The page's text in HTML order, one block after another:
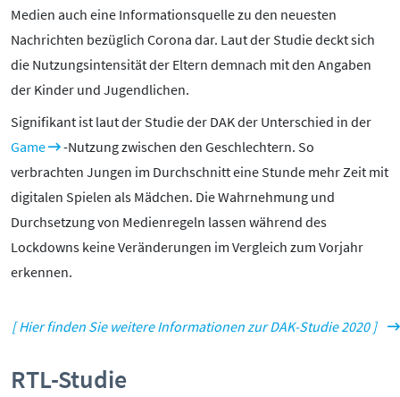
Medien auch eine Informationsquelle zu den neuesten
Nachrichten bezüglich Corona dar. Laut der Studie deckt sich
die Nutzungsintensität der Eltern demnach mit den Angaben
der Kinder und Jugendlichen.
Signifikant ist laut der Studie der DAK der Unterschied in der
Game
-Nutzung zwischen den Geschlechtern. So
verbrachten Jungen im Durchschnitt eine Stunde mehr Zeit mit
digitalen Spielen als Mädchen. Die Wahrnehmung und
Durchsetzung von Medienregeln lassen während des
Lockdowns keine Veränderungen im Vergleich zum Vorjahr
erkennen.
[ Hier finden Sie weitere Informationen zur DAK-Studie 2020 ]
RTL-Studie